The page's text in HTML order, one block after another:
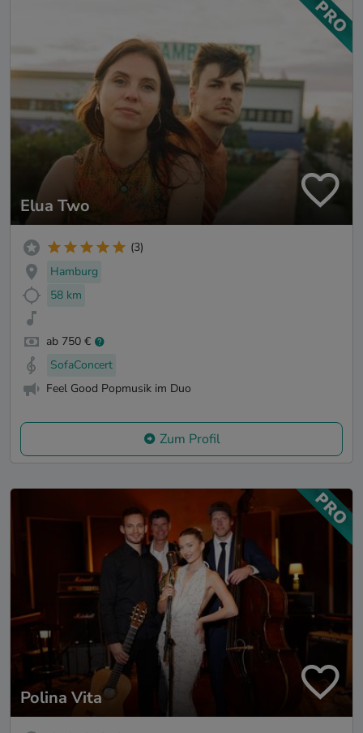
Elua Two
(3)
Hamburg
58 km
ab 750 €
SofaConcert
Feel Good Popmusik im Duo
Zum Profil
Polina Vita